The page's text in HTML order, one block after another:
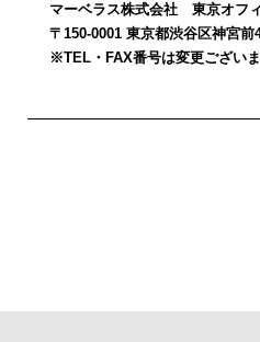
マーベラス株式会社 東京オフ
〒150-0001 東京都渋谷区神宮
※TEL・FAX番号は変更ござい